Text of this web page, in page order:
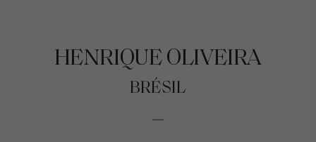
HENRIQUE OLIVEIRA
BRÉSIL